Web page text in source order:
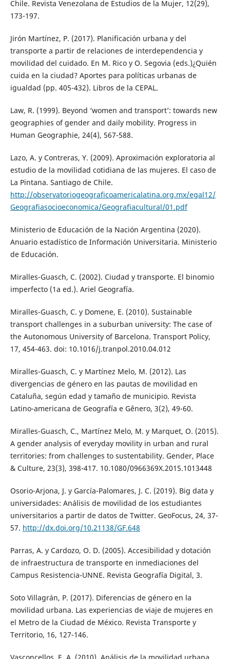
Chile. Revista Venezolana de Estudios de la Mujer, 12(29),
173-197.
Jirón Martínez, P. (2017). Planificación urbana y del
transporte a partir de relaciones de interdependencia y
movilidad del cuidado. En M. Rico y O. Segovia (eds.)¿Quién
cuida en la ciudad? Aportes para políticas urbanas de
igualdad (pp. 405-432). Libros de la CEPAL.
Law, R. (1999). Beyond ‘women and transport’: towards new
geographies of gender and daily mobility. Progress in
Human Geographie, 24(4), 567-588.
Lazo, A. y Contreras, Y. (2009). Aproximación exploratoria al
estudio de la movilidad cotidiana de las mujeres. El caso de
La Pintana. Santiago de Chile.
http://observatoriogeograficoamericalatina.org.mx/egal12/
Geografiasocioeconomica/Geografiacultural/01.pdf
Ministerio de Educación de la Nación Argentina (2020).
Anuario estadístico de Información Universitaria. Ministerio
de Educación.
Miralles-Guasch, C. (2002). Ciudad y transporte. El binomio
imperfecto (1a ed.). Ariel Geografía.
Miralles-Guasch, C. y Domene, E. (2010). Sustainable
transport challenges in a suburban university: The case of
the Autonomous University of Barcelona. Transport Policy,
17, 454-463. doi: 10.1016/j.tranpol.2010.04.012
Miralles-Guasch, C. y Martínez Melo, M. (2012). Las
divergencias de género en las pautas de movilidad en
Cataluña, según edad y tamaño de municipio. Revista
Latino-americana de Geografía e Gênero, 3(2), 49-60.
Miralles-Guasch, C., Martínez Melo, M. y Marquet, O. (2015).
A gender analysis of everyday movility in urban and rural
territories: from challenges to sustentability. Gender, Place
& Culture, 23(3), 398-417. 10.1080/0966369X.2015.1013448
Osorio-Arjona, J. y García-Palomares, J. C. (2019). Big data y
universidades: Análisis de movilidad de los estudiantes
universitarios a partir de datos de Twitter. GeoFocus, 24, 37-
57. http://dx.doi.org/10.21138/GF.648
Parras, A. y Cardozo, O. D. (2005). Accesibilidad y dotación
de infraestructura de transporte en inmediaciones del
Campus Resistencia-UNNE. Revista Geografía Digital, 3.
Soto Villagrán, P. (2017). Diferencias de género en la
movilidad urbana. Las experiencias de viaje de mujeres en
el Metro de la Ciudad de México. Revista Transporte y
Territorio, 16, 127-146.